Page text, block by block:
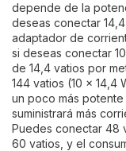
depende de la
deseas conectar
adaptador de
si deseas conectar
de 14,4 vatios por
144 vatios (10 x 14,4
un poco más
suministrará más
Puedes conectar 48
60 vatios, y el